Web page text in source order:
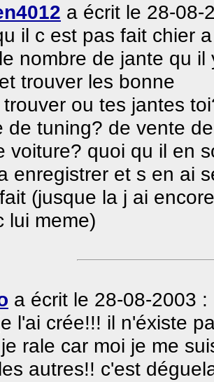
a écrit le 28-08-
il c est pas fait chier
nombre de jante qu
trouver les bonne
ou tes jantes
de tuning? de vente
voiture? quoi qu il en
enregistrer et s en ai
(jusque la j ai
lui meme)
a écrit le 28-08-2003 :
l'ai crée!!! il n'éxiste
rale car moi je me
autres!! c'est